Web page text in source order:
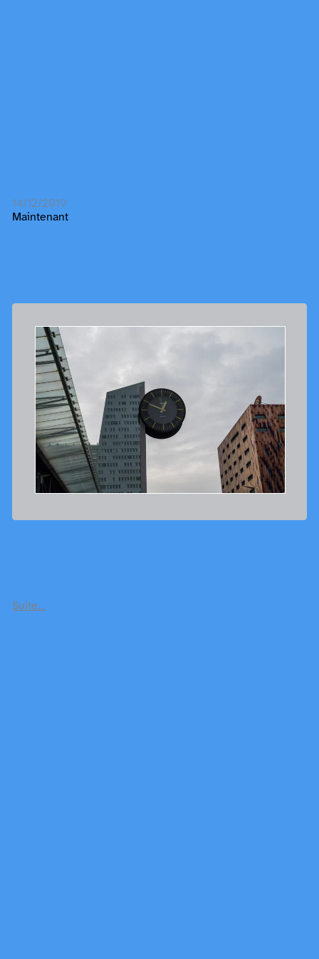
14/12/2019
Maintenant
Suite…